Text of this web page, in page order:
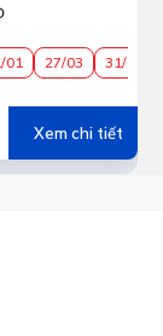
01 27/03 31/03
Xem chi tiết